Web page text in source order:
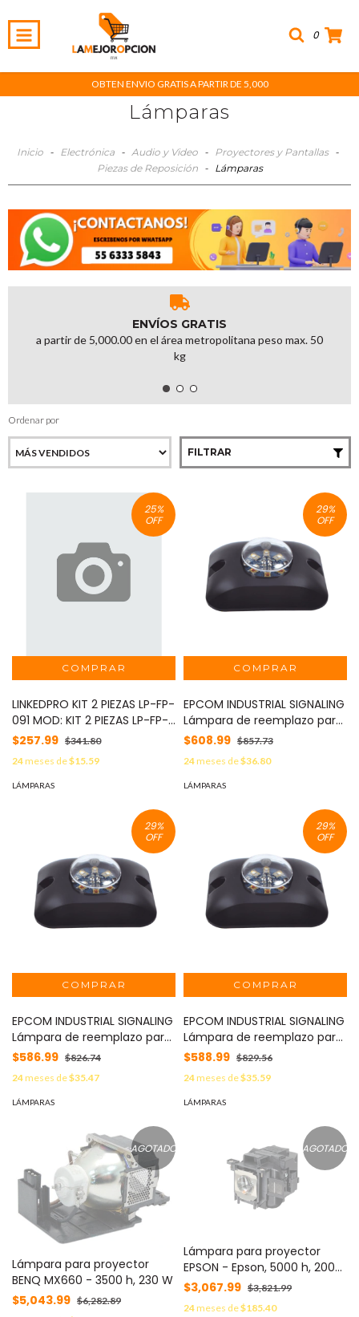
0
OBTEN ENVIO GRATIS A PARTIR DE 5,000
Lámparas
Inicio - Electrónica - Audio y Video - Proyectores y Pantallas
-
Piezas de Reposición
- Lámparas
ENVÍOS GRATIS
a partir de 5,000.00 en el área metropolitana peso max. 50
kg
Ordenar por
FILTRAR
25%
OFF
LINKEDPRO KIT 2 PIEZAS LP-FP-
091 MOD: KIT 2 PIEZAS LP-FP-
091
$257.99 $341.80
24meses de$15.59
LÁMPARAS
29%
OFF
EPCOM INDUSTRIAL SIGNALING
Lámpara de reemplazo para
X12, color ámbar MOD: Z12-LA
$608.99 $857.73
24meses de$36.80
LÁMPARAS
29%
OFF
EPCOM INDUSTRIAL SIGNALING
Lámpara de reemplazo para
X12, Color Rojo MOD: Z12-LR
$586.99 $826.74
24meses de$35.47
LÁMPARAS
29%
OFF
EPCOM INDUSTRIAL SIGNALING
Lámpara de reemplazo para
X12, color azul MOD: Z12-LB
$588.99 $829.56
24meses de$35.59
LÁMPARAS
AGOTADO
Lámpara para proyector
BENQ MX660 - 3500 h, 230 W
$5,043.99 $6,282.89
AGOTADO
Lámpara para proyector
EPSON - Epson, 5000 h, 200
W, UHE
$3,067.99 $3,821.99
24meses de$185.40